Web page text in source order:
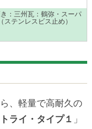
：三州瓦：鶴弥・スーパ
ステンレスビス止め）
、軽量で高耐久の
ライ・タイプ１ 」